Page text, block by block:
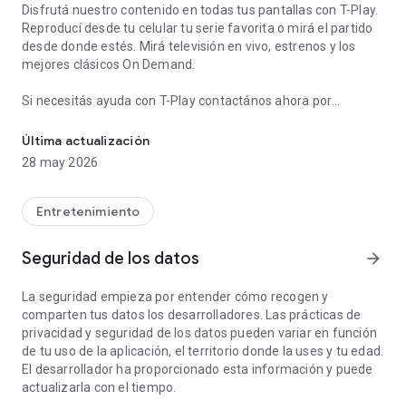
Disfrutá nuestro contenido en todas tus pantallas con T-Play.
Reproducí desde tu celular tu serie favorita o mirá el partido
desde donde estés. Mirá televisión en vivo, estrenos y los
mejores clásicos On Demand.
Si necesitás ayuda con T-Play contactános ahora por
Desde la TV en vivo pausá, retrocedé o volvé al inicio del
programa. También podés programar la grabación de tu
Desde la aplicación vas a poder:
- Ver deportes en vivo.
- Mirar series completas, y los últimos capítulos de tus series
favoritas.
- Ver las últimas 24 horas de programación.
- Recorrer la Guía de programación.
- Pausar y retroceder programa en vivo.
- Pausar, retroceder y avanzar cualquier contenido de "Series
Última actualización
28 may 2026
Entretenimiento
Seguridad de los datos arrow_forward
La seguridad empieza por entender cómo recogen y
comparten tus datos los desarrolladores. Las prácticas de
privacidad y seguridad de los datos pueden variar en función
de tu uso de la aplicación, el territorio donde la uses y tu edad.
El desarrollador ha proporcionado esta información y puede
actualizarla con el tiempo.